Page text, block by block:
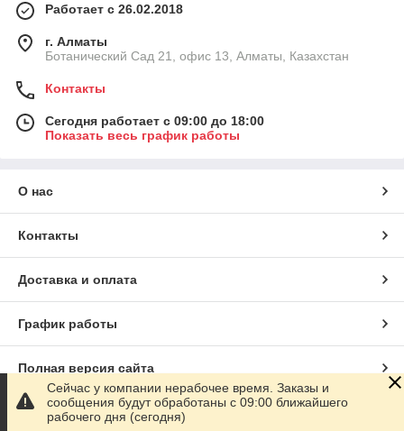
Работает с 26.02.2018
г. Алматы
Ботанический Сад 21, офис 13, Алматы, Казахстан
Контакты
Сегодня работает с 09:00 до 18:00
Показать весь график работы
О нас
Контакты
Доставка и оплата
График работы
Полная версия сайта
Сайт создан на маркетплейсе
Сейчас у компании нерабочее время. Заказы и
сообщения будут обработаны с 09:00 ближайшего
рабочего дня (сегодня)